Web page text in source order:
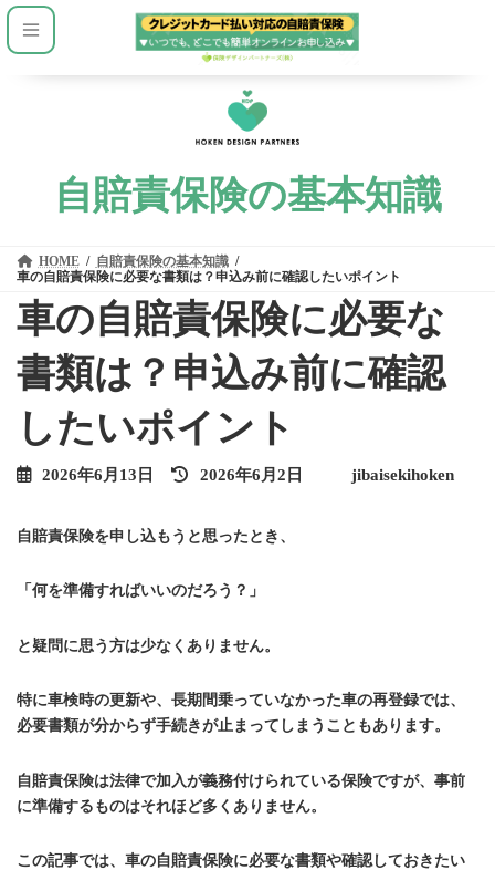
コ
テ
ナ
ゲ
自賠責保険の基本知識
HOME
自賠責保険の基本知識
車の自賠責保険に必要な書類は？申込み前に確認したいポイント
車の自賠責保険に必要な
書類は？申込み前に確認
したいポイント
2026年6月13日
最
新
:
2026年6月2日 jibaisekihoken
自賠責保険を申し込もうと思ったとき、
「何を準備すればいいのだろう？」
と疑問に思う方は少なくありません。
特に車検時の更新や、長期間乗っていなかった車の再登録では、
必要書類が分からず手続きが止まってしまうこともあります。
自賠責保険は法律で加入が義務付けられている保険ですが、事前
に準備するものはそれほど多くありません。
この記事では、車の自賠責保険に必要な書類や確認しておきたい